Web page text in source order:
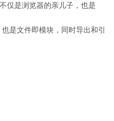
仅是浏览器的亲儿子，也是
是文件即模块，同时导出和引